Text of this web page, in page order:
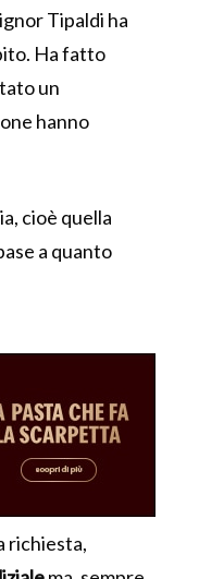
Tipaldi ha
Ha fatto
un
hanno
cioè quella
a quanto
richiesta,